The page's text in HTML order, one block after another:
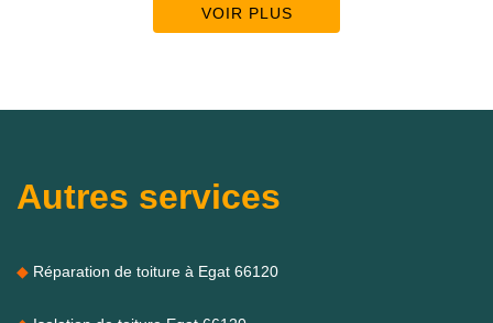
VOIR PLUS
Autres services
Réparation de toiture à Egat 66120